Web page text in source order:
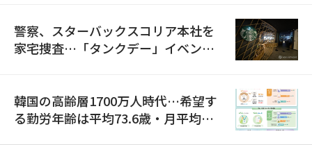
警察、スターバックスコリア本社を
家宅捜査…「タンクデー」イベント
韓国の高齢層1700万人時代…希望す
る勤労年齢は平均73.6歳・月平均賃